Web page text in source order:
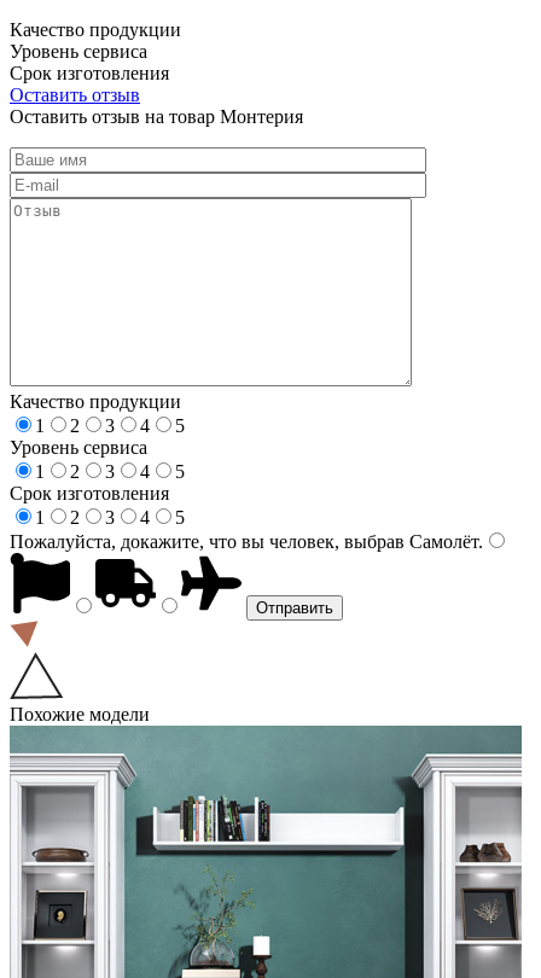
Качество продукции
Уровень сервиса
Срок изготовления
Оставить отзыв
Оставить отзыв на товар Монтерия
Качество продукции
1
2 3 4
5
Уровень сервиса
1
2 3 4
5
Срок изготовления
1
2 3 4
5
Пожалуйста, докажите, что вы человек, выбрав Самолёт.
Похожие модели